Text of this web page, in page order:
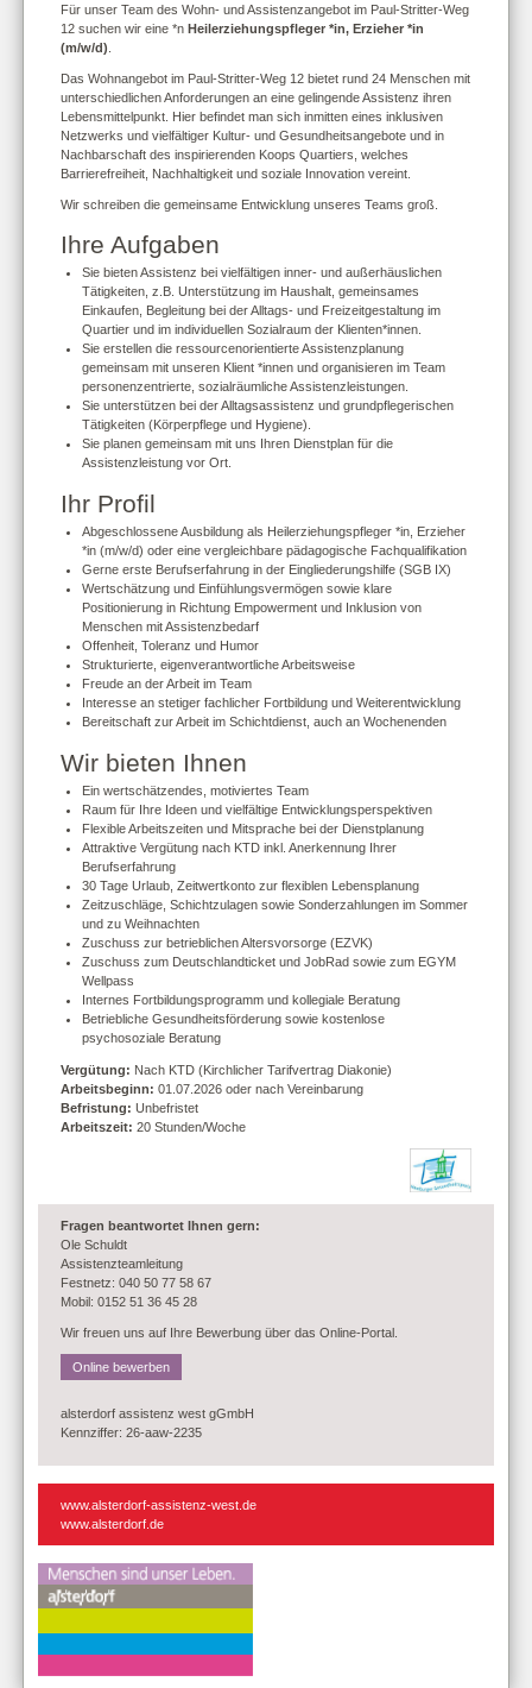
Für unser Team des Wohn- und Assistenzangebot im Paul-Stritter-Weg
12 suchen wir eine *nHeilerziehungspfleger *in, Erzieher *in
(m/w/d)
Das Wohnangebot im Paul-Stritter-Weg 12 bietet rund 24 Menschen mit
unterschiedlichen Anforde­rungen an eine gelingende Assistenz ihren
Lebensmittelpunkt. Hier befindet man sich inmitten eines inklusiven
Netzwerks und vielfältiger Kultur- und Gesundheitsangebote und in
Nachbarschaft des inspirierenden Koops Quartiers, welches
Barrierefreiheit, Nachhaltigkeit und soziale Innovation vereint.
Wir schreiben die gemeinsame Entwicklung unseres Teams groß.
Ihre Aufgaben
Sie bieten Assistenz bei vielfältigen inner- und außerhäuslichen
Tätigkeiten, z.B. Unterstützung im Haushalt, gemeinsames
Einkaufen, Begleitung bei der Alltags- und Freizeitgestaltung im
Quartier und im individuellen Sozialraum der Klienten*innen.
Sie erstellen die ressourcenorientierte Assistenzplanung
gemeinsam mit unseren Klient *innen und organisieren im Team
personenzentrierte, sozialräumliche Assistenzleistungen.
Sie unterstützen bei der Alltagsassistenz und grundpflegerischen
Tätigkeiten (Körperpflege und Hygiene).
Sie planen gemeinsam mit uns Ihren Dienstplan für die
Assistenzleistung vor Ort.
Ihr Profil
Abgeschlossene Ausbildung als Heilerziehungspfleger *in, Erzieher
*in (m/w/d) oder eine vergleichbare pädagogische Fachqualifikation
Gerne erste Berufserfahrung in der Eingliederungshilfe (SGB IX)
Wertschätzung und Einfühlungsvermögen sowie klare
Positionierung in Richtung Empowerment und Inklusion von
Menschen mit Assistenzbedarf
Offenheit, Toleranz und Humor
Strukturierte, eigenverantwortliche Arbeitsweise
Freude an der Arbeit im Team
Interesse an stetiger fachlicher Fortbildung und Weiterentwicklung
Bereitschaft zur Arbeit im Schichtdienst, auch an Wochenenden
Wir bieten Ihnen
Ein wertschätzendes, motiviertes Team
Raum für Ihre Ideen und vielfältige Entwicklungsperspektiven
Flexible Arbeitszeiten und Mitsprache bei der Dienstplanung
Attraktive Vergütung nach KTD inkl. Anerkennung Ihrer
Berufserfahrung
30 Tage Urlaub, Zeitwertkonto zur flexiblen Lebensplanung
Zeitzuschläge, Schichtzulagen sowie Sonderzahlungen im Sommer
und zu Weihnachten
Zuschuss zur betrieblichen Altersvorsorge (EZVK)
Zuschuss zum Deutschlandticket und JobRad sowie zum EGYM
Wellpass
Internes Fortbildungsprogramm und kollegiale Beratung
Betriebliche Gesundheitsförderung sowie kostenlose
psychosoziale Beratung
Vergütung: Nach KTD (Kirchlicher Tarifvertrag Diakonie)
Arbeitsbeginn: 01.07.2026 oder nach Vereinbarung
Befristung: Unbefristet
Arbeitszeit: 20 Stunden/Woche
Fragen beantwortet Ihnen gern:
Ole Schuldt
Assistenzteamleitung
Festnetz: 040 50 77 58 67
Mobil: 0152 51 36 45 28
Wir freuen uns auf Ihre Bewerbung über das Online-Portal.
Online bewerben
alsterdorf assistenz west gGmbH
Kennziffer: 26-aaw-2235
www.alsterdorf-assistenz-west.de
www.alsterdorf.de